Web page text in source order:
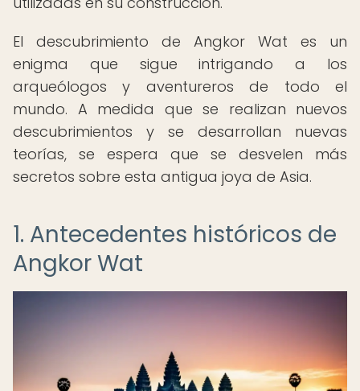
El descubrimiento de Angkor Wat es un
enigma que sigue intrigando a los
arqueólogos y aventureros de todo el
mundo. A medida que se realizan nuevos
descubrimientos y se desarrollan nuevas
teorías, se espera que se desvelen más
secretos sobre esta antigua joya de Asia.
1. Antecedentes históricos de
Angkor Wat